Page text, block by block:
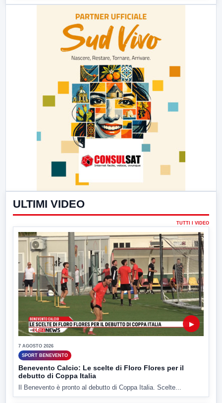
ULTIMI VIDEO
TUTTI I VIDEO
▶
7 AGOSTO 2026
SPORT BENEVENTO
Benevento Calcio: Le scelte di Floro Flores per il
debutto di Coppa Italia
Il Benevento è pronto al debutto di Coppa Italia. Scelte...